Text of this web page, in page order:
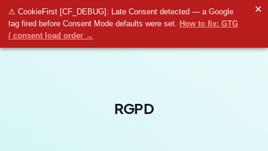
⚠ CookieFirst [CF_DEBUG]: Late Consent detected — a Google
tag fired before Consent Mode defaults were set. How to fix: GTG
/ consent load order →
✕
RGPD